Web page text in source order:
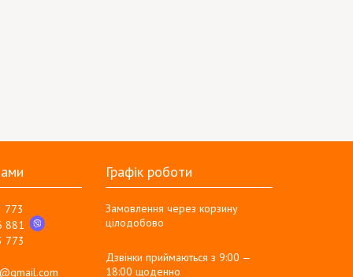
773
881
773
Графік роботи
Замовлення через корзину
цілодобово
Дзвінки приймаються з 9:00 —
18:00 щоденно